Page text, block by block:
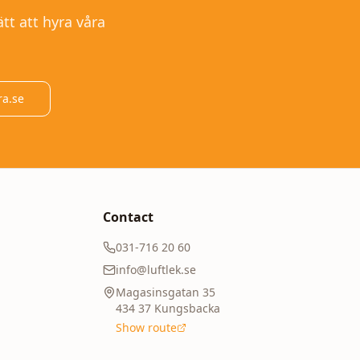
att hyra våra
Contact
031-716 20 60
info@luftlek.se
Magasinsgatan 35
434 37 Kungsbacka
Show route